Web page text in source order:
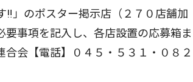
」のポスター掲示店（２７０店舗加
事項を記入し、各店設置の応募箱ま
会【電話】０４５・５３１・０８２